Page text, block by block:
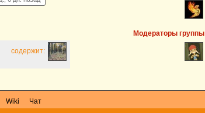
Модераторы группы
содержит:
Wiki
Чат